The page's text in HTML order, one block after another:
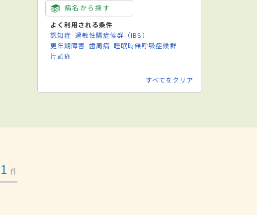
病名から探す
よく利用される条件
認知症 過敏性腸症候群（IBS）
更年期障害 歯周病 睡眠時無呼吸症候群
片頭痛
すべてをクリア
1 件